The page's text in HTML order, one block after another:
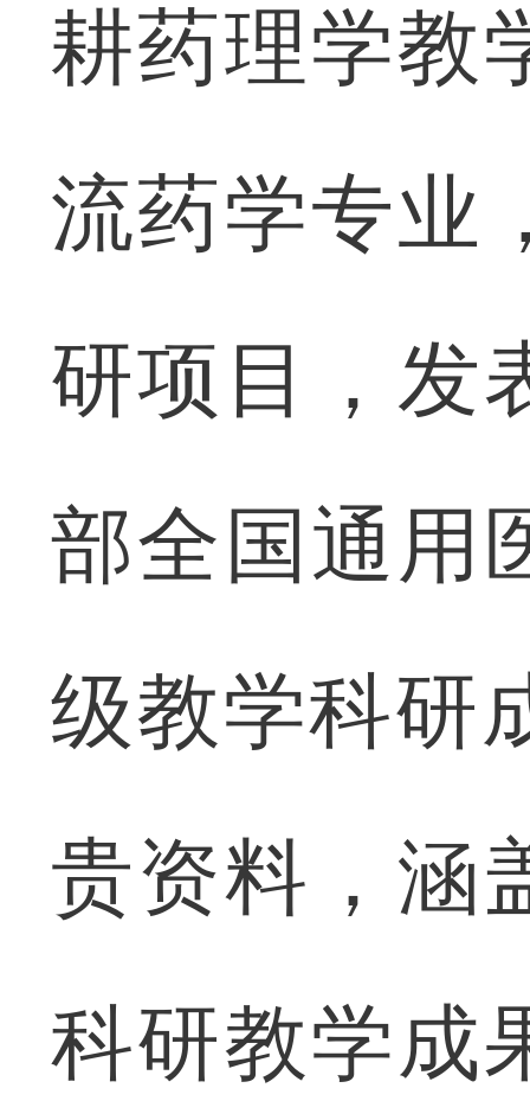
耕药理学教
流药学专业
研项目，发
部全国通用
级教学科研
贵资料，涵
科研教学成